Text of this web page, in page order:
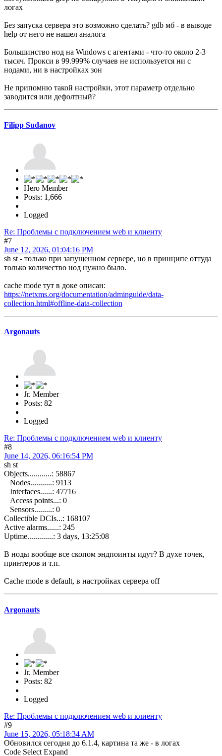
логах
Без запуска сервера это возможно сделать? gdb мб - в выводе
help от него не нашел аналога
Большинство нод на Windows с агентами - что-то около 2-3
тысяч. Прокси в 99.999% случаев не используется ни с
нодами, ни в настройках зон
Не припомню такой настройки, этот параметр отдельно
заводится или дефолтный?
Filipp Sudanov
Hero Member
Posts: 1,666
Logged
Re: Проблемы с подключением web и клиенту
#7
June 12, 2026, 01:04:16 PM
sh st - только при запущенном сервере, но в принципе оттуда
только количество нод нужно было.
cache mode тут в доке описан:
https://netxms.org/documentation/adminguide/data-
collection.html#offline-data-collection
Argonauts
Jr. Member
Posts: 82
Logged
Re: Проблемы с подключением web и клиенту
#8
June 14, 2026, 06:16:54 PM
sh st
Objects............: 58867
Nodes...........: 9113
Interfaces......: 47716
Access points...: 0
Sensors.........: 0
Collectible DCIs...: 168107
Active alarms......: 245
Uptime.............: 3 days, 13:25:08
В ноды вообще все скопом эндпоинты идут? В духе точек,
принтеров и т.п.
Cache mode в default, в настройках сервера off
Argonauts
Jr. Member
Posts: 82
Logged
Re: Проблемы с подключением web и клиенту
#9
June 15, 2026, 05:18:34 AM
Обновился сегодня до 6.1.4, картина та же - в логах
Code Select Expand